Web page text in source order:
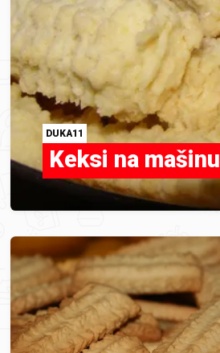
DUKA11
Keksi na mašinu